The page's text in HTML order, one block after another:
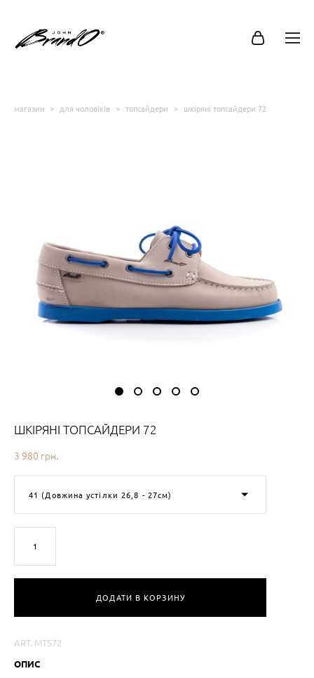
магазин > для чоловіків > топсайдери > шкіряні топсайдери 72
ШКІРЯНІ ТОПСАЙДЕРИ 72
3 980 грн.
41 (Довжина устілки 26,8 - 27см)
ДОДАТИ В КОРЗИНУ
ART. MTS72
ОПИС